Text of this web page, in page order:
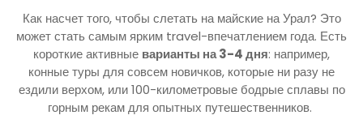
Как насчет того, чтобы слетать на майские на Урал? Это
может стать самым ярким travel-впечатлением года. Есть
короткие активные варианты на 3-4 дня: например,
конные туры для совсем новичков, которые ни разу не
ездили верхом, или 100-километровые бодрые сплавы по
горным рекам для опытных путешественников.